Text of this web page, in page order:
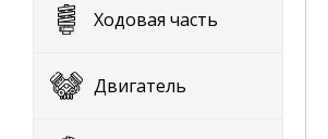
Ходовая часть
Двигатель